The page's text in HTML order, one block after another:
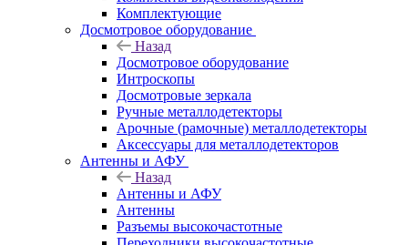
Комплектующие
Досмотровое оборудование
Назад
Досмотровое оборудование
Интроскопы
Досмотровые зеркала
Ручные металлодетекторы
Арочные (рамочные) металлодетекторы
Аксессуары для металлодетекторов
Антенны и АФУ
Назад
Антенны и АФУ
Антенны
Разъемы высокочастотные